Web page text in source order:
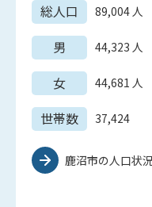
総人口 89,004 人
男 44,323 人
女 44,681 人
世帯数 37,424
鹿沼市の人口状況